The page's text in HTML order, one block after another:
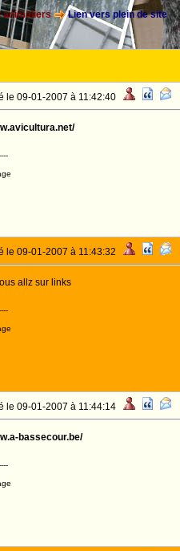
animaliers Lien vers plein de site
le 09-01-2007 à 11:42:40
le 09-01-2007 à 11:43:32
allz sur links
le 09-01-2007 à 11:44:14
bassecour.be/